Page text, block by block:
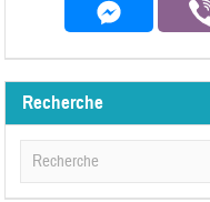
Recherche